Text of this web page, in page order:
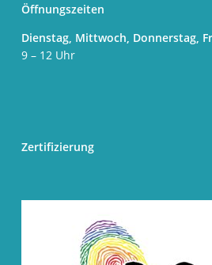
Öffnungszeiten
Dienstag, Mittwoch, Donnerstag,
9 – 12 Uhr
Zertifizierung